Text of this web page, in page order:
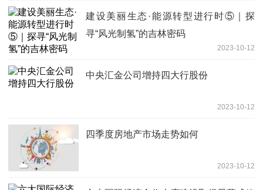
建设美丽生态·能源转型进行时⑤｜探
寻“风光制氢”的吉林密码
2023-10-12
中央汇金公司增持四大行股份
2023-10-12
四季度房地产市场走势如何
2023-10-12